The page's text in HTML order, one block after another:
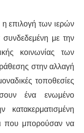
η επιλογή των ιερών
με την
κοινωνίας των
στην αλλαγή
τοποθεσίες
ένα ενωμένο
που μπορούσαν να